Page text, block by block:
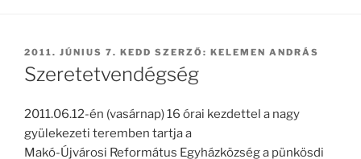
BEKÜLDVE:
2011. JÚNIUS 7. KEDD SZERZŐ: KELEMEN ANDRÁS
Szeretetvendégség
2011.06.12-én (vasárnap) 16 órai kezdettel a nagy
gyülekezeti teremben tartja a
Makó-Újvárosi Református Egyházközség a pünkösdi